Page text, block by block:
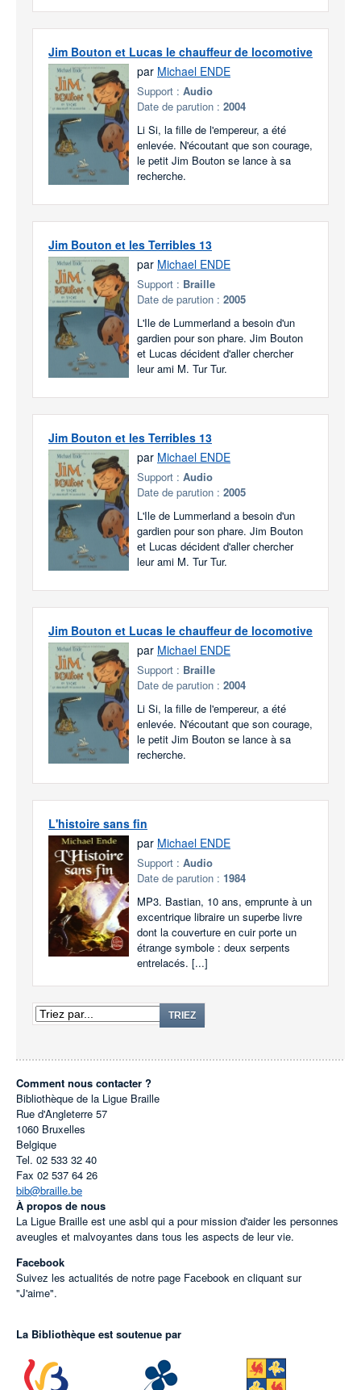
Jim Bouton et Lucas le chauffeur de locomotive
par Michael ENDE
Support : Audio
Date de parution : 2004
Li Si, la fille de l'empereur, a été
enlevée. N'écoutant que son courage,
le petit Jim Bouton se lance à sa
recherche.
Jim Bouton et les Terribles 13
par Michael ENDE
Support : Braille
Date de parution : 2005
L'Ile de Lummerland a besoin d'un
gardien pour son phare. Jim Bouton
et Lucas décident d'aller chercher
leur ami M. Tur Tur.
Jim Bouton et les Terribles 13
par Michael ENDE
Support : Audio
Date de parution : 2005
L'Ile de Lummerland a besoin d'un
gardien pour son phare. Jim Bouton
et Lucas décident d'aller chercher
leur ami M. Tur Tur.
Jim Bouton et Lucas le chauffeur de locomotive
par Michael ENDE
Support : Braille
Date de parution : 2004
Li Si, la fille de l'empereur, a été
enlevée. N'écoutant que son courage,
le petit Jim Bouton se lance à sa
recherche.
L'histoire sans fin
par Michael ENDE
Support : Audio
Date de parution : 1984
MP3. Bastian, 10 ans, emprunte à un
excentrique libraire un superbe livre
dont la couverture en cuir porte un
étrange symbole : deux serpents
entrelacés. [...]
TRIEZ
Comment nous contacter ?
Bibliothèque de la Ligue Braille
Rue d'Angleterre 57
1060 Bruxelles
Belgique
Tel. 02 533 32 40
Fax 02 537 64 26
bib@braille.be
À propos de nous
La Ligue Braille est une asbl qui a pour mission d'aider les personnes
aveugles et malvoyantes dans tous les aspects de leur vie.
Facebook
Suivez les actualités de notre page Facebook en cliquant sur
"J'aime".
La Bibliothèque est soutenue par